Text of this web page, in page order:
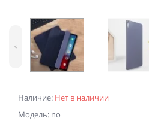
Наличие: Нет в наличии
Модель: no
<